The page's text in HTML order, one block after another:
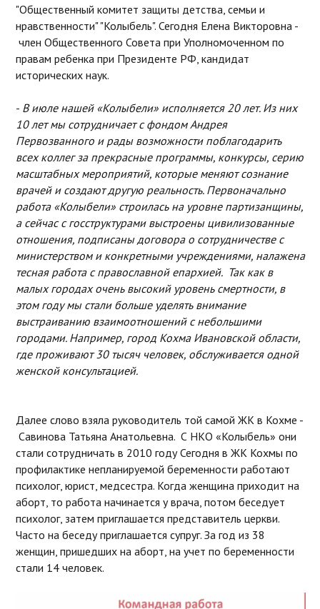
"Общественный комитет защиты детства, семьи и
нравственности" "Колыбель". Сегодня Елена Викторовна -
член Общественного Совета при Уполномоченном по
правам ребенка при Президенте РФ, кандидат
исторических наук.
- В июле нашей «Колыбели» исполняется 20 лет. Из них
10 лет мы сотрудничает с фондом Андрея
Первозванного и рады возможности поблагодарить
всех коллег за прекрасные программы, конкурсы, серию
масштабных мероприятий, которые меняют сознание
врачей и создают другую реальность. Первоначально
работа «Колыбели» строилась на уровне партизанщины,
а сейчас с госструктурами выстроены цивилизованные
отношения, подписаны договора о сотрудничестве с
министерством и конкретными учреждениями, налажена
тесная работа с православной епархией. Так как в
малых городах очень высокий уровень смертности, в
этом году мы стали больше уделять внимание
выстраиванию взаимоотношений с небольшими
городами. Например, город Кохма Ивановской области,
где проживают 30 тысяч человек, обслуживается одной
женской консультацией.
Далее слово взяла руководитель той самой ЖК в Кохме -
Савинова Татьяна Анатольевна. С НКО «Колыбель» они
стали сотрудничать в 2010 году Сегодня в ЖК Кохмы по
профилактике непланируемой беременности работают
психолог, юрист, медсестра. Когда женщина приходит на
аборт, то работа начинается у врача, потом беседует
психолог, затем приглашается представитель церкви.
Часто на беседу приглашается супруг. За год из 38
женщин, пришедших на аборт, на учет по беременности
стали 14 человек.